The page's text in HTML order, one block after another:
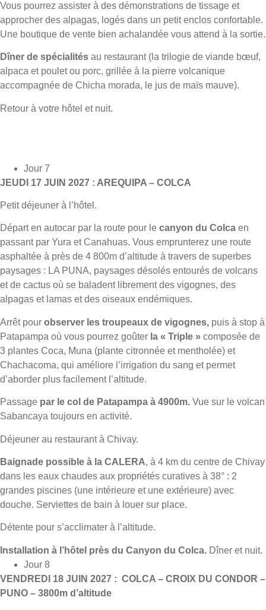
Vous pourrez assister à des démonstrations de tissage et
approcher des alpagas, logés dans un petit enclos confortable.
Une boutique de vente bien achalandée vous attend à la sortie.
Dîner de spécialités au restaurant (la trilogie de viande bœuf,
alpaca et poulet ou porc, grillée à la pierre volcanique
accompagnée de Chicha morada, le jus de maïs mauve).
Retour à votre hôtel et nuit.
Jour 7
JEUDI 17 JUIN 2027 : AREQUIPA – COLCA
Petit déjeuner à l’hôtel.
Départ en autocar par la route pour le canyon du Colca en
passant par Yura et Canahuas. Vous emprunterez une route
asphaltée à près de 4 800m d’altitude à travers de superbes
paysages : LA PUNA, paysages désolés entourés de volcans
et de cactus où se baladent librement des vigognes, des
alpagas et lamas et des oiseaux endémiques.
Arrêt pour observer les troupeaux de vigognes, puis à stop à
Patapampa où vous pourrez goûter la « Triple » composée de
3 plantes Coca, Muna (plante citronnée et mentholée) et
Chachacoma, qui améliore l’irrigation du sang et permet
d’aborder plus facilement l’altitude.
Passage par le col de Patapampa à 4900m. Vue sur le volcan
Sabancaya toujours en activité.
Déjeuner au restaurant à Chivay.
Baignade possible à la CALERA, à 4 km du centre de Chivay
dans les eaux chaudes aux propriétés curatives à 38° : 2
grandes piscines (une intérieure et une extérieure) avec
douche. Serviettes de bain à louer sur place.
Détente pour s’acclimater à l’altitude.
Installation à l’hôtel près du Canyon du Colca. Dîner et nuit.
Jour 8
VENDREDI 18 JUIN 2027 : COLCA – CROIX DU CONDOR –
PUNO – 3800m d’altitude